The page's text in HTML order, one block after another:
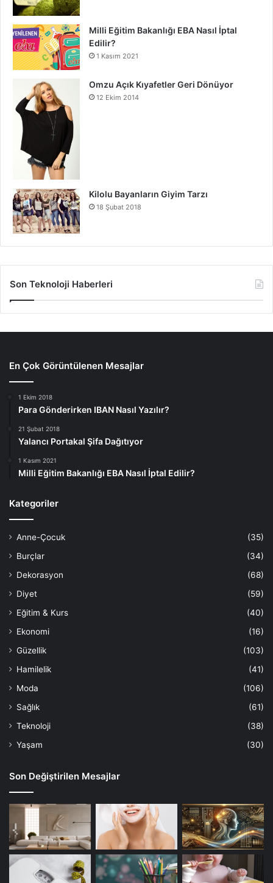
Milli Eğitim Bakanlığı EBA Nasıl İptal
Edilir?
1 Kasım 2021
Omzu Açık Kıyafetler Geri Dönüyor
12 Ekim 2014
Kilolu Bayanların Giyim Tarzı
18 Şubat 2018
Son Teknoloji Haberleri
En Çok Görüntülenen Mesajlar
1 Ekim 2018
Para Gönderirken IBAN Nasıl Yazılır?
21 Şubat 2018
Yalancı Portakal Şifa Dağıtıyor
1 Kasım 2021
Milli Eğitim Bakanlığı EBA Nasıl İptal Edilir?
Kategoriler
Anne-Çocuk
(35)
Burçlar
(34)
Dekorasyon
(68)
Diyet
(59)
Eğitim & Kurs
(40)
Ekonomi
(16)
Güzellik
(103)
Hamilelik
(41)
Moda
(106)
Sağlık
(61)
Teknoloji
(38)
Yaşam
(30)
Son Değiştirilen Mesajlar